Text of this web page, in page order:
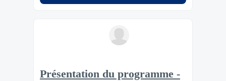
Présentation du programme -